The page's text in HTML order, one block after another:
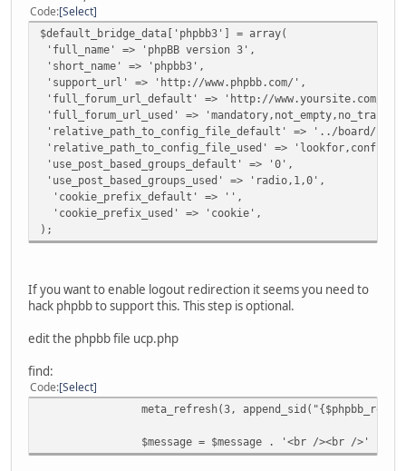
Code Select
$default_bridge_data['phpbb3'] = array(
'full_name' => 'phpBB version 3',
'short_name' => 'phpbb3',
'support_url' => 'http://www.phpbb.com/',
'full_forum_url_default' => 'http://www.yoursite.com/
'full_forum_url_used' =>
'relative_path_to_config_file_default' => '../board/',
'relative_path_to_config_file_used' =>
'use_post_based_groups_default' => '0',
'use_post_based_groups_used' => 'radio,1,0',
'cookie_prefix_default' => '',
'cookie_prefix_used' => 'cookie',
);
If you want to enable logout redirection it seems you need to
hack phpbb to support this. This step is optional.
edit the phpbb file ucp.php
find:
Code Select
meta_refresh(3,
$message = $message . '<br /><br />' .